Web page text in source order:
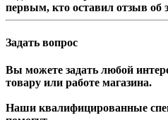
первым, кто оставил отзыв об
Задать вопрос
Вы можете задать любой
товару или работе магазина.
Наши квалифицированные